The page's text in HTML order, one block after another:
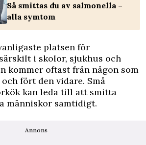
Så smittas du av salmonella –
alla symtom
platsen för
i skolor, sjukhus och
kommer oftast från någon som
fört den vidare. Små
kan leda till att smitta
människor samtidigt.
Annons